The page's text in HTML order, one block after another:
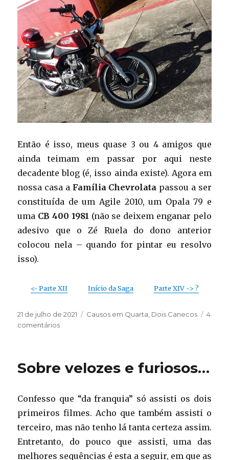
Então é isso, meus quase 3 ou 4 amigos que
ainda teimam em passar por aqui neste
decadente blog (é, isso ainda existe). Agora em
nossa casa a Família Chevrolata passou a ser
constituída de um Agile 2010, um Opala 79 e
uma CB 400 1981 (não se deixem enganar pelo
adesivo que o Zé Ruela do dono anterior
colocou nela – quando for pintar eu resolvo
isso).
<- Parte XII Início da Saga Parte XIV -> ?
Publicado
em
21 de julho de 2021 Categorias
Causos em Quarta, Dois Canecos
4
comentáriosem
XIII
às
origens)
Sobre velozes e furiosos…
Confesso que “da franquia” só assisti os dois
primeiros filmes. Acho que também assisti o
terceiro, mas não tenho lá tanta certeza assim.
Entretanto, do pouco que assisti, uma das
melhores sequências é esta a seguir, em que as